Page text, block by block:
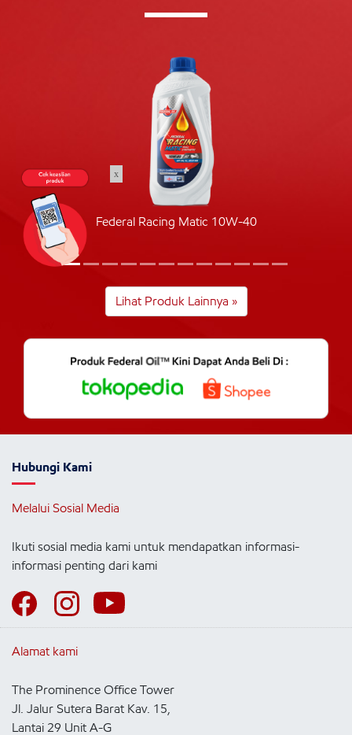
Federal Racing Matic 10W-40
Lihat Produk Lainnya »
Hubungi Kami
Melalui Sosial Media
Ikuti sosial media kami untuk mendapatkan informasi-
informasi penting dari kami
Alamat kami
The Prominence Office Tower
Jl. Jalur Sutera Barat Kav. 15,
Lantai 29 Unit A-G
x